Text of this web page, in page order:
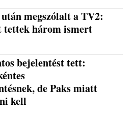
megszólalt a TV2:
tettek három ismert
bejelentést tett:
de Paks miatt
kell